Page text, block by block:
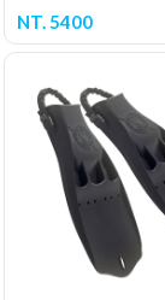
NT. 5400